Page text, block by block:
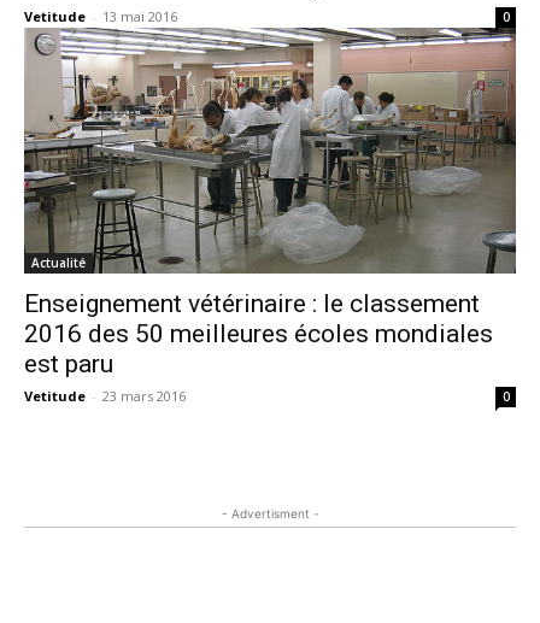
Vetitude - 13 mai 2016 0
Actualité
Enseignement vétérinaire : le classement
2016 des 50 meilleures écoles mondiales
est paru
Vetitude - 23 mars 2016 0
- Advertisment -